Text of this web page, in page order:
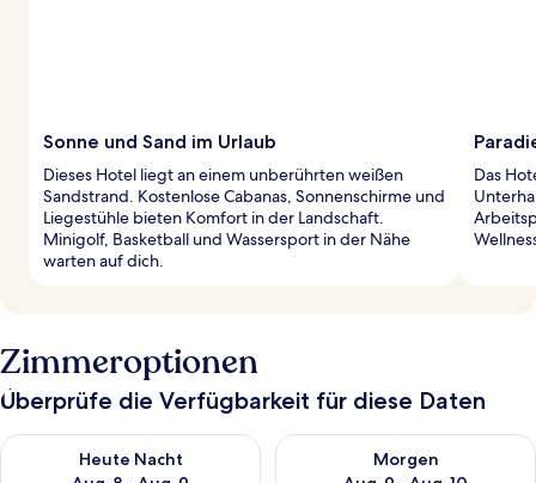
Sonne und Sand im Urlaub
Dieses Hotel liegt an einem unberührten weißen
Sandstrand. Kostenlose Cabanas, Sonnenschirme und
Liegestühle bieten Komfort in der Landschaft.
Minigolf, Basketball und Wassersport in der Nähe
warten auf dich.
Das
Zimmeroptionen
Überprüfe die Verfügbarkeit für diese Daten
Heute Nacht
Überprüfe die Verfügbarkeit für heute Nacht, Aug. 8 - Aug. 9.
Morgen
Überprüfe die Verfügbarkeit